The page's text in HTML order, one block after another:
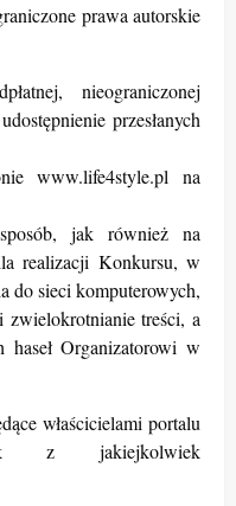
prawa autorskie
nieograniczonej
przesłanych
www.life4style.pl na
jak również na
realizacji Konkursu, w
do sieci komputerowych,
treści, a
haseł Organizatorowi w
właścicielami portalu
z jakiejkolwiek